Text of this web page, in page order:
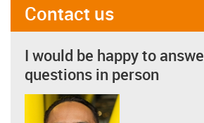
Contact us
I would be happy to
questions in person